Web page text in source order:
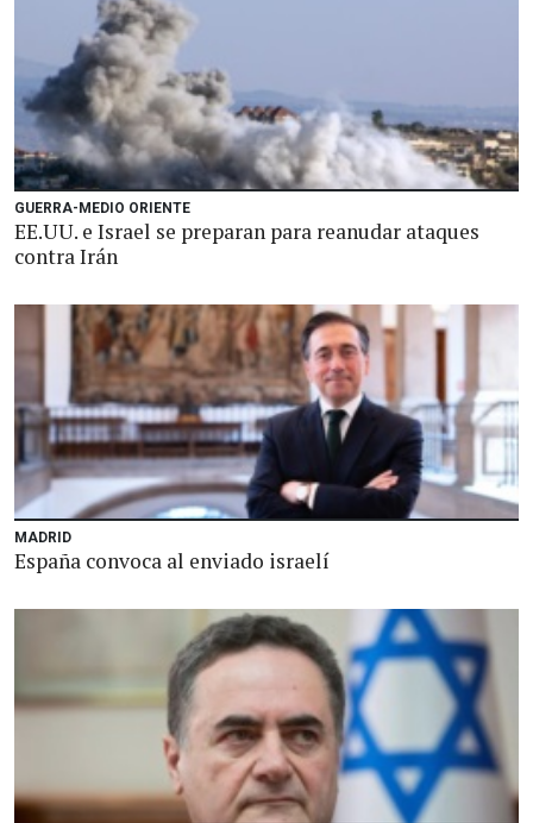
GUERRA-MEDIO ORIENTE
EE.UU. e Israel se preparan para reanudar ataques
contra Irán
MADRID
España convoca al enviado israelí